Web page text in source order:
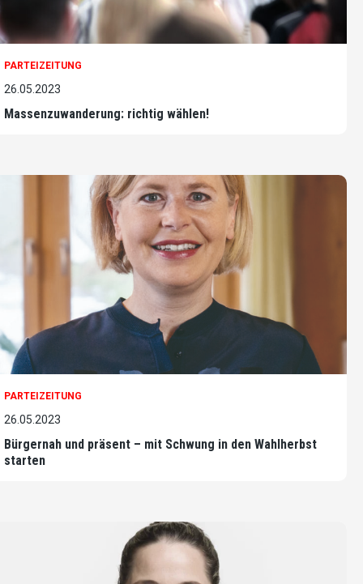
PARTEIZEITUNG
26.05.2023
Massenzuwanderung: richtig wählen!
PARTEIZEITUNG
26.05.2023
Bürgernah und präsent – mit Schwung in den Wahlherbst
starten